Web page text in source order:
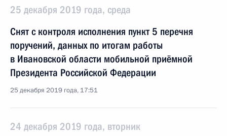
25 декабря 2019 года, среда
Снят с контроля исполнения пункт 5 перечня
поручений, данных по итогам работы
в Ивановской области мобильной приёмной
Президента Российской Федерации
25 декабря 2019 года, 17:51
24 декабря 2019 года, вторник